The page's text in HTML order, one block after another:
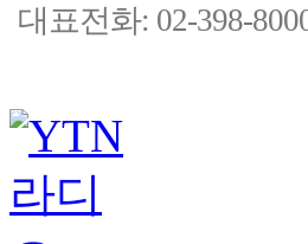
대표전화: 02-398-